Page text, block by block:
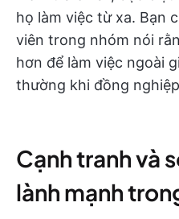
họ làm việc từ xa. Bạn
viên trong nhóm nói
hơn để làm việc ngoài
thường khi đồng
Cạnh tranh và
lành mạnh